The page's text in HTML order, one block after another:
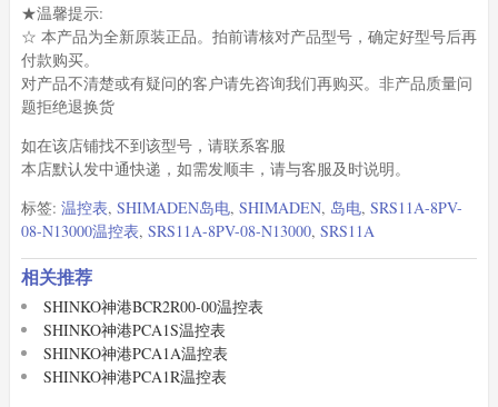
★温馨提示:
☆ 本产品为全新原装正品。拍前请核对产品型号，确定好型号后再
付款购买。
对产品不清楚或有疑问的客户请先咨询我们再购买。非产品质量问
题拒绝退换货
如在该店铺找不到该型号，请联系客服
本店默认发中通快递，如需发顺丰，请与客服及时说明。
标签: 温控表, SHIMADEN岛电, SHIMADEN, 岛电, SRS11A-8PV-
08-N13000温控表, SRS11A-8PV-08-N13000, SRS11A
相关推荐
SHINKO神港BCR2R00-00温控表
SHINKO神港PCA1S温控表
SHINKO神港PCA1A温控表
SHINKO神港PCA1R温控表